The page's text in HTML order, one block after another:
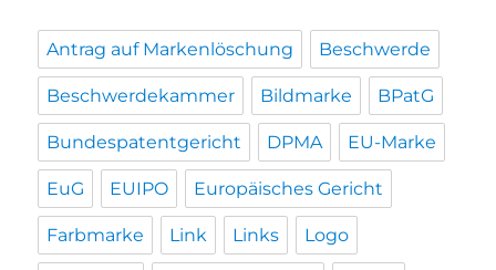
Antrag auf Markenlöschung Beschwerde
Beschwerdekammer Bildmarke BPatG
Bundespatentgericht DPMA EU-Marke
EuG EUIPO Europäisches Gericht
Farbmarke Link Links Logo